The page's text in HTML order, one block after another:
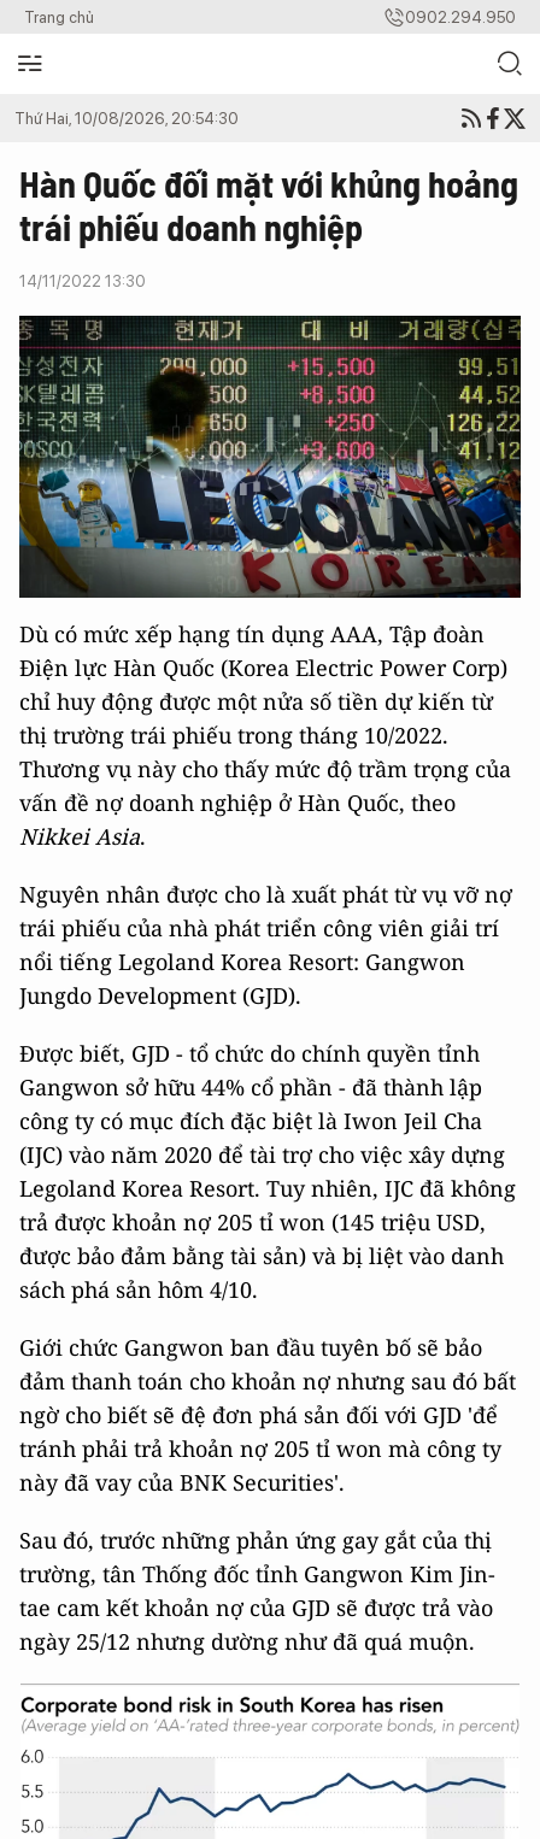
Trang chủ 0902.294.950
Thứ Hai, 10/08/2026, 20:54:30
Hàn Quốc đối mặt với khủng hoảng
trái phiếu doanh nghiệp
14/11/2022 13:30
Dù có mức xếp hạng tín dụng AAA, Tập đoàn
Điện lực Hàn Quốc (Korea Electric Power Corp)
chỉ huy động được một nửa số tiền dự kiến từ
thị trường trái phiếu trong tháng 10/2022.
Thương vụ này cho thấy mức độ trầm trọng của
vấn đề nợ doanh nghiệp ở Hàn Quốc, theo
Nikkei Asia.
Nguyên nhân được cho là xuất phát từ vụ vỡ nợ
trái phiếu của nhà phát triển công viên giải trí
nổi tiếng Legoland Korea Resort: Gangwon
Jungdo Development (GJD).
Được biết, GJD - tổ chức do chính quyền tỉnh
Gangwon sở hữu 44% cổ phần - đã thành lập
công ty có mục đích đặc biệt là Iwon Jeil Cha
(IJC) vào năm 2020 để tài trợ cho việc xây dựng
Legoland Korea Resort. Tuy nhiên, IJC đã không
trả được khoản nợ 205 tỉ won (145 triệu USD,
được bảo đảm bằng tài sản) và bị liệt vào danh
sách phá sản hôm 4/10.
Giới chức Gangwon ban đầu tuyên bố sẽ bảo
đảm thanh toán cho khoản nợ nhưng sau đó bất
ngờ cho biết sẽ đệ đơn phá sản đối với GJD 'để
tránh phải trả khoản nợ 205 tỉ won mà công ty
này đã vay của BNK Securities'.
Sau đó, trước những phản ứng gay gắt của thị
trường, tân Thống đốc tỉnh Gangwon Kim Jin-
tae cam kết khoản nợ của GJD sẽ được trả vào
ngày 25/12 nhưng dường như đã quá muộn.